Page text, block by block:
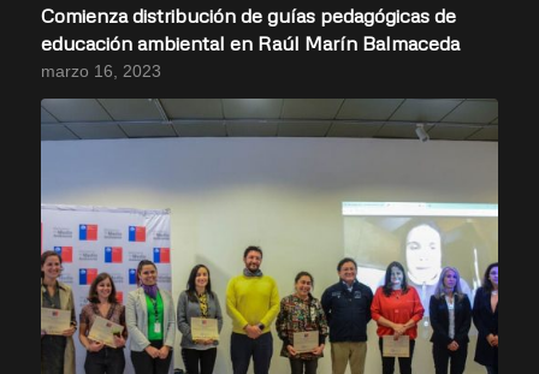
Comienza distribución de guías pedagógicas de
educación ambiental en Raúl Marín Balmaceda
marzo 16, 2023